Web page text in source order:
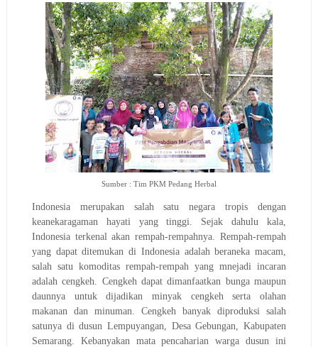
Sumber : Tim PKM Pedang Herbal
Indonesia merupakan salah satu negara tropis dengan
keanekaragaman hayati yang tinggi. Sejak dahulu kala,
Indonesia terkenal akan rempah-rempahnya. Rempah-rempah
yang dapat ditemukan di Indonesia adalah beraneka macam,
salah satu komoditas rempah-rempah yang mnejadi incaran
adalah cengkeh. Cengkeh dapat dimanfaatkan bunga maupun
daunnya untuk dijadikan minyak cengkeh serta olahan
makanan dan minuman. Cengkeh banyak diproduksi salah
satunya di dusun Lempuyangan, Desa Gebungan, Kabupaten
Semarang. Kebanyakan mata pencaharian warga dusun ini